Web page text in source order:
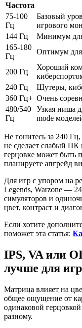
Частота
75-100
Гц
Базовый
игрового
144 Гц
Минимум
165-180
Гц
Оптимум для
200 Гц
Хороший
240 Гц
Шутеры,
360 Гц+ Очень
480/540
Гц
Узкая ниша
mode
Не гонитесь за 240
не сделает слабый
герцовке может быть
планируете апгрейд
Для игр с упором на
Legends, Warzone —
симуляторов и
цвет, контраст и
Если хотите
поможет эта статья:
IPS, VA или
лучше для игр
Матрица влияет на
общее ощущение от
одинаковой
разному.